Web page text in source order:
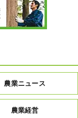
農業ニュース
農業経営